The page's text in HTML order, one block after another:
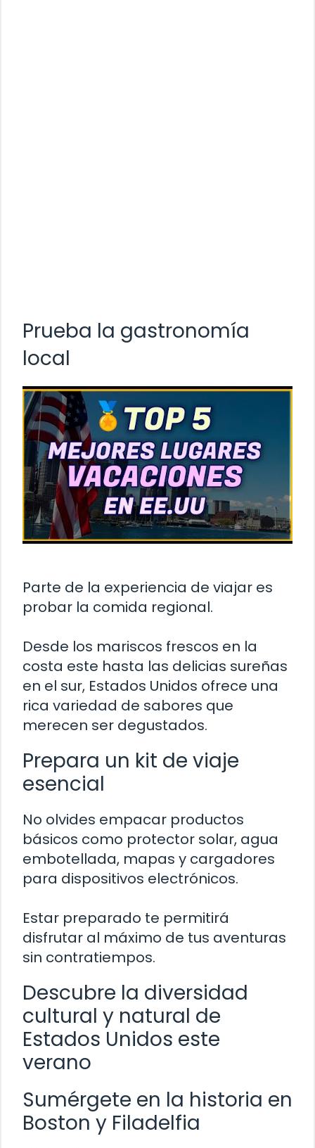
Prueba la gastronomía
local
Parte de la experiencia de viajar es
probar la comida regional.
Desde los mariscos frescos en la
costa este hasta las delicias sureñas
en el sur, Estados Unidos ofrece una
rica variedad de sabores que
merecen ser degustados.
Prepara un kit de viaje
esencial
No olvides empacar productos
básicos como protector solar, agua
embotellada, mapas y cargadores
para dispositivos electrónicos.
Estar preparado te permitirá
disfrutar al máximo de tus aventuras
sin contratiempos.
Descubre la diversidad
cultural y natural de
Estados Unidos este
verano
Sumérgete en la historia en
Boston y Filadelfia